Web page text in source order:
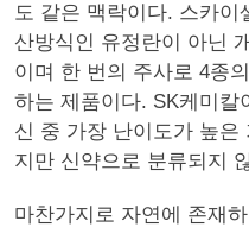
도 같은 맥락이다. 스카이
산방식인 유정란이 아닌
이며 한 번의 주사로 4종
하는 제품이다. SK케미칼
신 중 가장 난이도가 높은
지만 신약으로 분류되지
마찬가지로 자연에 존재